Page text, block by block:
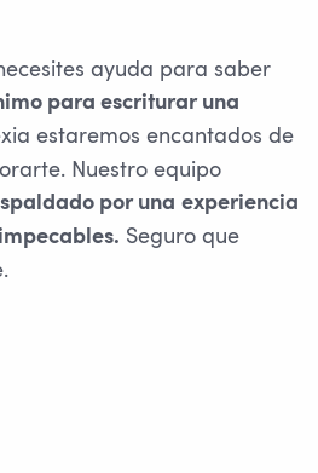
ayuda para saber
para escriturar una
estaremos encantados de
Nuestro equipo
por una experiencia
Seguro que